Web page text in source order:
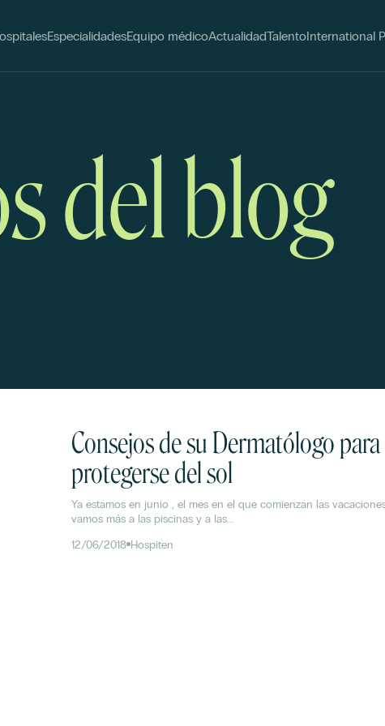
EspecialidadesEquipo médicoActualidadTalentoInternational
del blog
Consejos de su Dermatólogo para
protegerse del sol
Ya estamos en junio , el mes en el que comienzan las
vamos más a las piscinas y a las...
12/06/2018 Hospiten